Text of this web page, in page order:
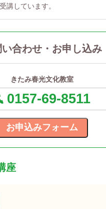
講しています。
い合わせ・お申し込み
きたみ春光文化教室
0157-69-8511
座